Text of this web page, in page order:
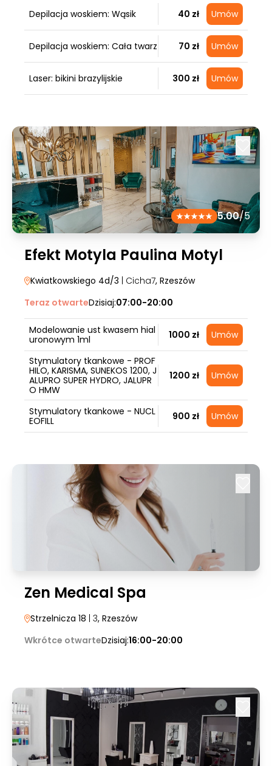
Depilacja woskiem: Wąsik 40 zł Umów
Depilacja woskiem: Cała twarz 70 zł Umów
Laser: bikini brazylijskie 300 zł Umów
5.00/5
Efekt Motyla Paulina Motyl
Kwiatkowskiego 4d/3 | Cicha7, Rzeszów
Teraz otwarteDzisiaj:07:00-20:00
Modelowanie ust kwasem hial
uronowym 1ml
1000 zł Umów
Stymulatory tkankowe - PROF
HILO, KARISMA, SUNEKOS 1200, J
ALUPRO SUPER HYDRO, JALUPR
O HMW
1200 zł Umów
Stymulatory tkankowe - NUCL
EOFILL
900 zł Umów
Zen Medical Spa
Strzelnicza 18 | 3, Rzeszów
Wkrótce otwarteDzisiaj:16:00-20:00